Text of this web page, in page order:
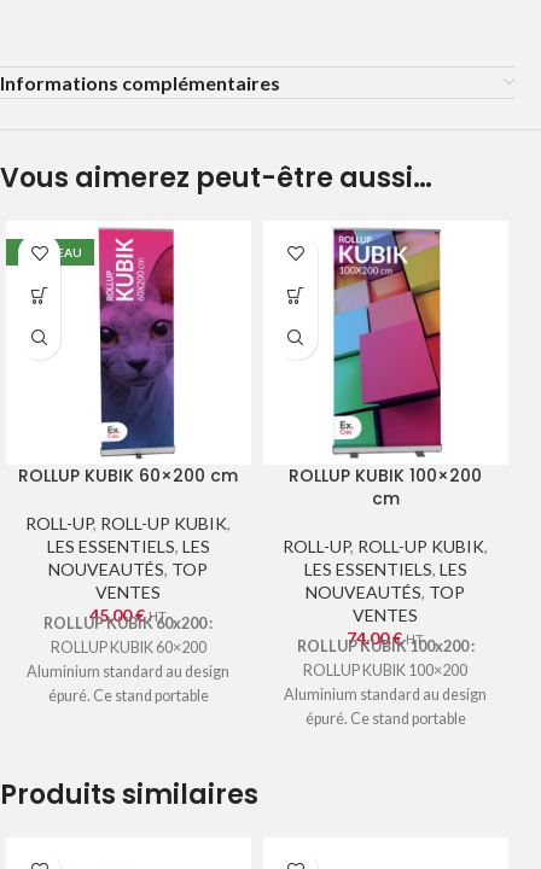
Informations complémentaires
Vous aimerez peut-être aussi…
NOUVEAU
ROLLUP KUBIK 60×200 cm
ROLL-UP, ROLL-UP KUBIK,
LES ESSENTIELS, LES
NOUVEAUTÉS, TOP
VENTES
45.00€ HT
ROLLUP KUBIK 60x200 :
ROLLUP KUBIK 60×200
Aluminium standard au design
épuré. Ce stand portable
sur salon et point de vente ainsi
événements… Visuel imprimé
ROLLUP KUBIK 100×200
cm
ROLL-UP, ROLL-UP KUBIK,
LES ESSENTIELS, LES
NOUVEAUTÉS, TOP
VENTES
74.00€ HT
ROLLUP KUBIK 100x200 :
ROLLUP KUBIK 100×200
Aluminium standard au design
épuré. Ce stand portable
Produits similaires